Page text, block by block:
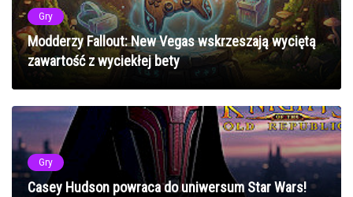
Gry
Modderzy Fallout: New Vegas wskrzeszają wyciętą
zawartość z wyciekłej bety
Gry
Casey Hudson powraca do uniwersum Star Wars!